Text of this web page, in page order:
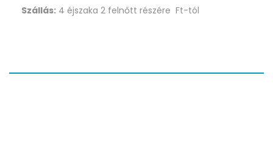
Szállás: 4 éjszaka 2 felnőtt részére Ft-tól